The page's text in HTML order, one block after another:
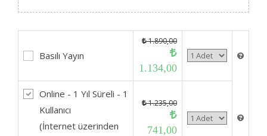
Basılı Yayın
1.890,00
1.134,00
Online - 1 Yıl Süreli - 1
Kullanıcı
(İnternet üzerinden
1.235,00
741,00